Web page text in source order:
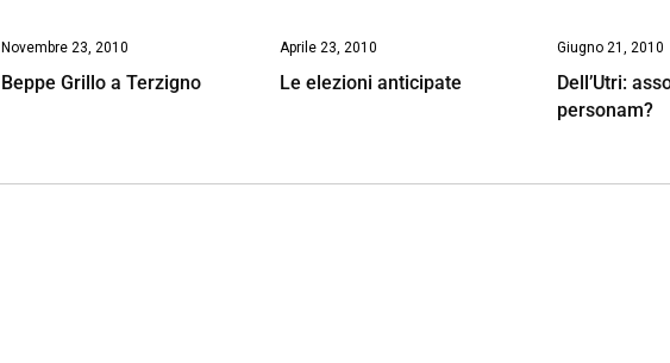
Novembre 23, 2010
Beppe Grillo a Terzigno
Aprile 23, 2010
Le elezioni anticipate
Giugno 21, 2010
Dell’Utri:
personam?